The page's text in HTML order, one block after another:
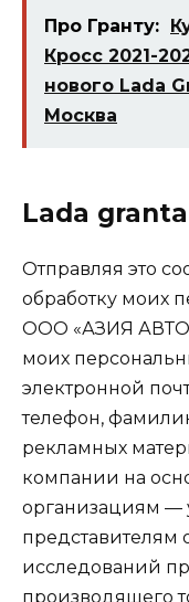
Про Гранту:
Кросс 2021-
нового Lada
Москва
Lada
Отправляя это
обработку моих
ООО «АЗИЯ
моих
электронной
телефон,
рекламных
компании на
организациям —
представителям
исследований
производящего